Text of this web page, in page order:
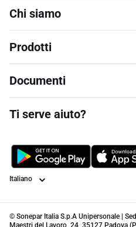
Chi siamo
Prodotti
Documenti
Ti serve aiuto?
Lingua
© Sonepar Italia S.p.A Unipersonale |
Maestri del Lavoro, 24, 35127 Padova